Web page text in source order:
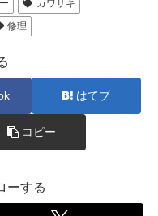
カワサキ
修理
はてブ
コピー
ーする